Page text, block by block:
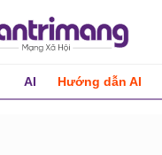
AI Hướng dẫn AI